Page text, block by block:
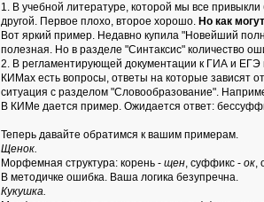
1. В учебной литературе, которой мы все
другой. Первое плохо, второе хорошо. Но как
Вот яркий пример. Недавно купила "Новейший
полезная. Но в разделе "Синтаксис" количество
2. В регламентирующей документации к ГИА и ЕГЭ
КИМах есть вопросы, ответы на которые зависят
ситуация с разделом "Словообразование".
В КИМе дается пример. Ожидается ответ:
Теперь давайте обратимся к вашим примерам.
Щенок.
Морфемная структура: корень - щен, суффикс - ок,
В методичке ошибка. Ваша логика безупречна.
Кукушка.